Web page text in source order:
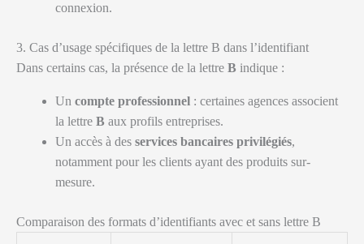
connexion.
3. Cas d’usage spécifiques de la lettre B dans l’identifiant
Dans certains cas, la présence de la lettre B indique :
Un compte professionnel : certaines agences associent
la lettre B aux profils entreprises.
Un accès à des services bancaires privilégiés,
notamment pour les clients ayant des produits sur-
mesure.
Comparaison des formats d’identifiants avec et sans lettre B